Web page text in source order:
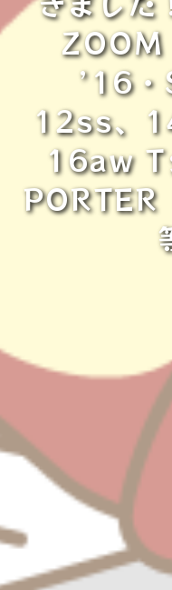
’16
12ss、
16aw T
PORTER